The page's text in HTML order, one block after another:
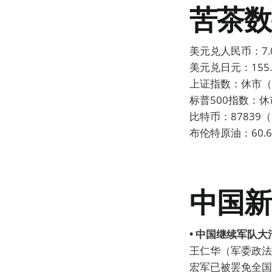
苦茶
美元兑人民币：
美元兑日元：
上证指数：休市
标普500指数：
比特币：87839
布伦特原油：
中国
• 中国继续军队大
王仁华（军委政
宏军已被罢免全